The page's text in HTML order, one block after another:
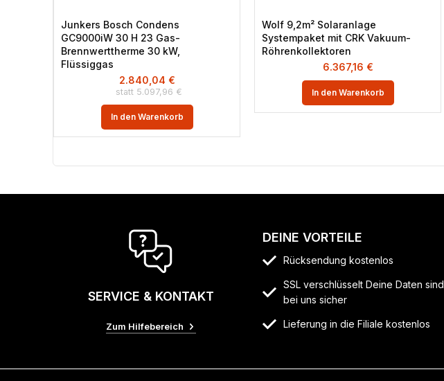
Junkers Bosch Condens
GC9000iW 30 H 23 Gas-
Brennwerttherme 30 kW,
Flüssiggas
5.097,96 €
2.840,04 €
In den Warenkorb
Wolf 9,2m² Solaranlage
Systempaket mit CRK Vakuum-
Röhrenkollektoren
6.367,16 €
In den Warenkorb
SERVICE & KONTAKT
Zum Hilfebereich
DEINE VORTEILE
Rücksendung kostenlos
SSL verschlüsselt Deine Daten sind
bei uns sicher
Lieferung in die Filiale kostenlos